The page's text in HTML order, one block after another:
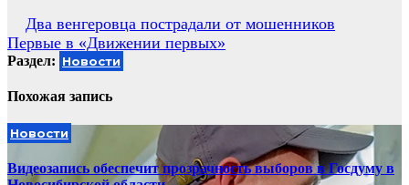
Навигация
по
записям
Два венгеровца пострадали от мошенников
Первые в «Движении первых»
Раздел: Новости
Похожая запись
Новости
Видеозапись обеспечит прозрачность выборов в Госдуму в